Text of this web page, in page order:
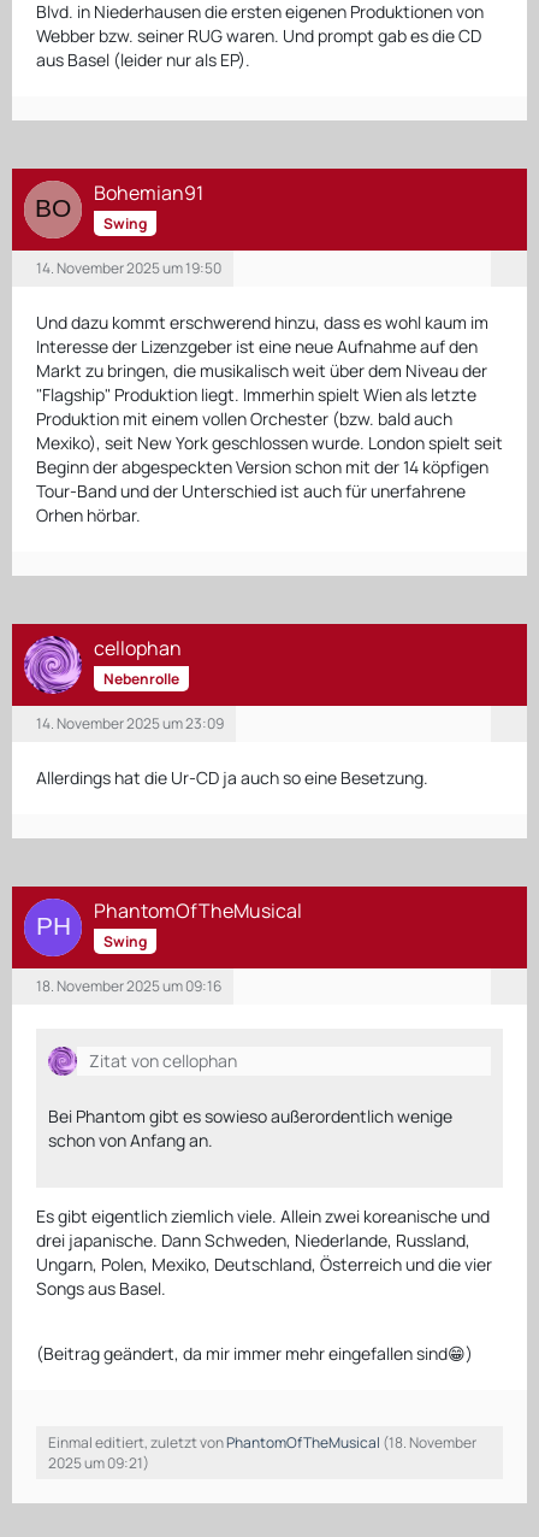
Blvd. in Niederhausen die ersten eigenen Produktionen von
Webber bzw. seiner RUG waren. Und prompt gab es die CD
aus Basel (leider nur als EP).
Bohemian91
Swing
14. November 2025 um 19:50
Und dazu kommt erschwerend hinzu, dass es wohl kaum im
Interesse der Lizenzgeber ist eine neue Aufnahme auf den
Markt zu bringen, die musikalisch weit über dem Niveau der
"Flagship" Produktion liegt. Immerhin spielt Wien als letzte
Produktion mit einem vollen Orchester (bzw. bald auch
Mexiko), seit New York geschlossen wurde. London spielt seit
Beginn der abgespeckten Version schon mit der 14 köpfigen
Tour-Band und der Unterschied ist auch für unerfahrene
Orhen hörbar.
cellophan
Nebenrolle
14. November 2025 um 23:09
Allerdings hat die Ur-CD ja auch so eine Besetzung.
PhantomOfTheMusical
Swing
18. November 2025 um 09:16
Zitat von cellophan
Bei Phantom gibt es sowieso außerordentlich wenige
schon von Anfang an.
Es gibt eigentlich ziemlich viele. Allein zwei koreanische und
drei japanische. Dann Schweden, Niederlande, Russland,
Ungarn, Polen, Mexiko, Deutschland, Österreich und die vier
Songs aus Basel.
(Beitrag geändert, da mir immer mehr eingefallen sind😁)
Einmal editiert, zuletzt vonPhantomOfTheMusical (18. November
2025 um 09:21)